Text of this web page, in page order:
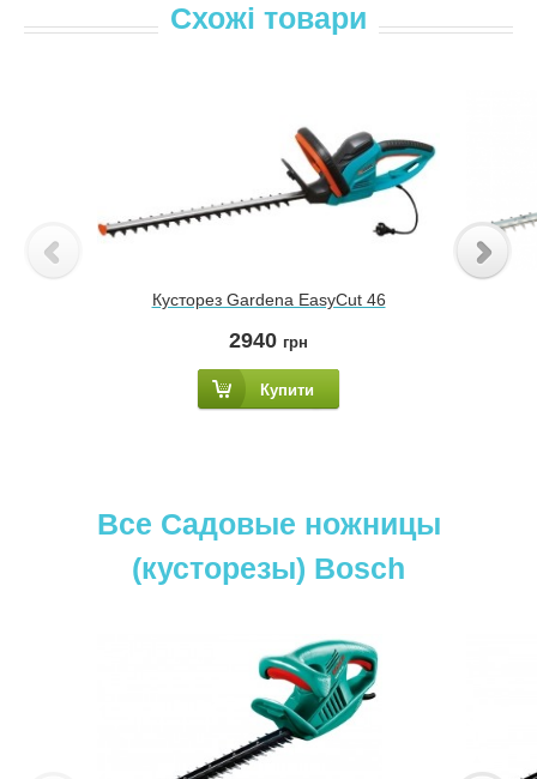
Схожі товари
Кусторез Gardena EasyСut 46
2940 грн
Купити
Все Садовые ножницы
(кусторезы) Bosch